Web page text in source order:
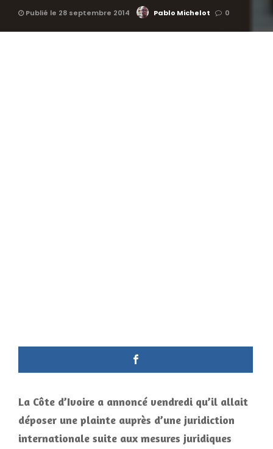
Publié le 28 septembre 2014 Pablo Michelot 0
La Côte d’Ivoire a annoncé vendredi qu’il allait
déposer une plainte auprès d’une juridiction
internationale suite aux mesures juridiques